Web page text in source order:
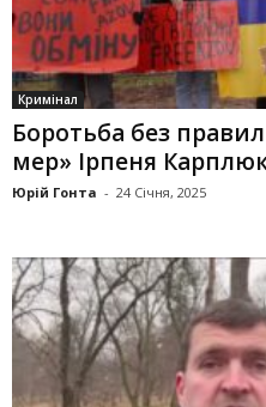
Кримінал
Боротьба без правил
мер» Ірпеня
Юрій Гонта - 24 Січня, 2025